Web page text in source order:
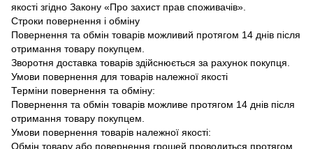
якості згідно Закону «Про захист прав споживачів».
Строки повернення і обміну
Повернення та обмін товарів можливий протягом 14 днів після
отримання товару покупцем.
Зворотня доставка товарів здійснюється за рахунок покупця.
Умови повернення для товарів належної якості
Терміни повернення та обміну:
Повернення та обмін товарів можливе протягом 14 днів після
отримання товару покупцем.
Умови повернення товарів належної якості:
Обмін товару або повернення грошей проводиться протягом